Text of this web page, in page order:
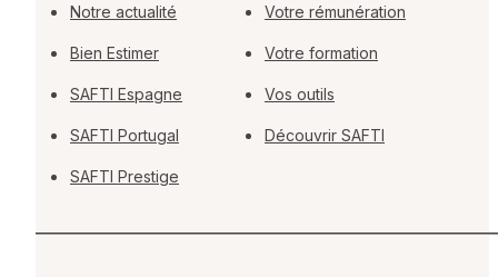
Notre actualité
Bien Estimer
SAFTI Espagne
SAFTI Portugal
SAFTI Prestige
Votre rémunération
Votre formation
Vos outils
Découvrir SAFTI